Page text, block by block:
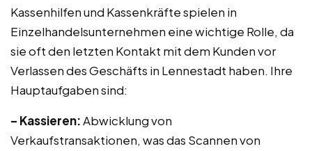
Kassenhilfen und Kassenkräfte spielen in
Einzelhandelsunternehmen eine wichtige Rolle, da
sie oft den letzten Kontakt mit dem Kunden vor
Verlassen des Geschäfts in Lennestadt haben. Ihre
Hauptaufgaben sind:
– Kassieren:Abwicklung von
Verkaufstransaktionen, was das Scannen von